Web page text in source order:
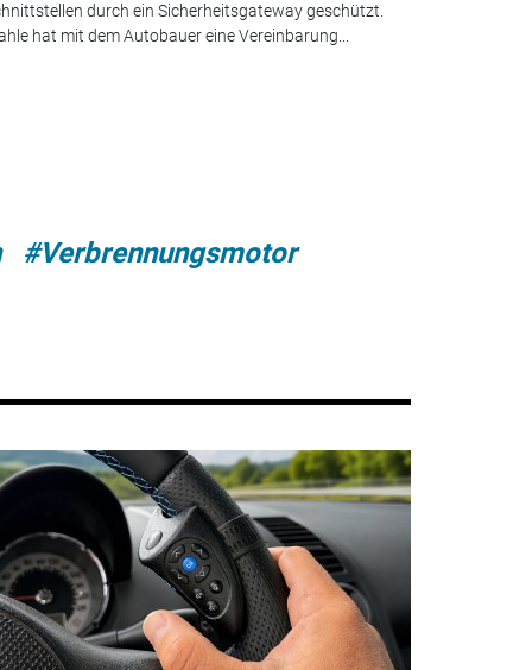
durch ein Sicherheitsgateway geschützt.
hat mit dem Autobauer eine Vereinbarung...
#Verbrennungsmotor